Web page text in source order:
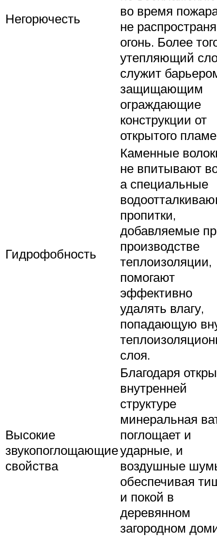
Негорючесть
во время
не
огонь. Более
утепляющий
служит
защищающим
ограждающие
конструкции от
открытого
Гидрофобность
Каменные
не впитывают
а специальные
пропитки,
добавляемые
производстве
теплоизоляции,
помогают
эффективно
удалять влагу,
попадающую
слоя.
Высокие
звукопоглощающие
свойства
Благодаря
внутренней
структуре
минеральная
поглощает и
ударные, и
воздушные
обеспечивая
и покой в
деревянном
загородном